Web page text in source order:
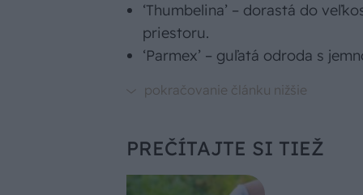
‘Thumbelina’ – dorastá do
priestoru.
‘Parmex’ – guľatá odroda s
PREČÍTAJTE SI TIEŽ